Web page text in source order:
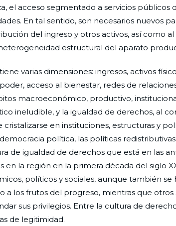
el acceso segmentado a servicios
En tal sentido, son necesarios nuevos
del ingreso y otros activos, así como
estructural del aparato
varias dimensiones: ingresos, activos
acceso al bienestar, redes de
macroeconómico, productivo,
ineludible, y la igualdad de derechos, al
en instituciones, estructuras y
política, las políticas
de igualdad de derechos que está en las
en la región en la primera década del siglo
políticos y sociales, aunque también
a los frutos del progreso, mientras que
sus privilegios. Entre la cultura de
de legitimidad.